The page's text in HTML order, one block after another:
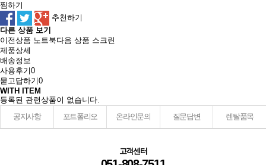
찜하기
추천하기
다른 상품 보기
이전상품 노트북다음 상품 스크린
제품상세
배송정보
사용후기0
묻고답하기0
WITH ITEM
등록된 관련상품이 없습니다.
공지사항
포트폴리오 온라인문의 질문답변 렌탈품목
고객센터